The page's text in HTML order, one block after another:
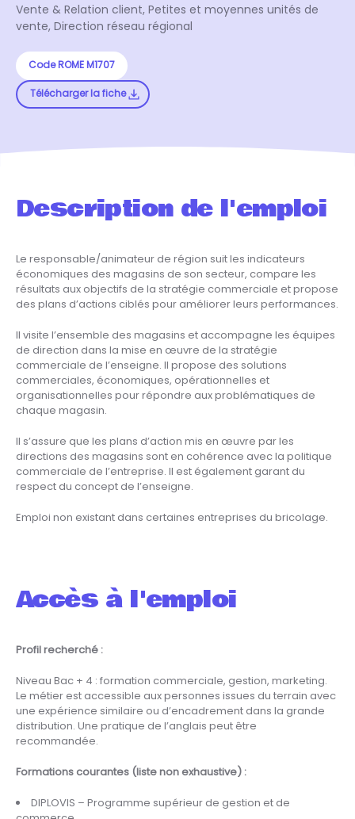
Vente & Relation client, Petites et moyennes unités de
vente, Direction réseau régional
Code ROME M1707
Télécharger la fiche
Description de l'emploi
Le responsable/animateur de région suit les indicateurs
économiques des magasins de son secteur, compare les
résultats aux objectifs de la stratégie commerciale et propose
des plans d’actions ciblés pour améliorer leurs performances.
Il visite l’ensemble des magasins et accompagne les équipes
de direction dans la mise en œuvre de la stratégie
commerciale de l’enseigne. Il propose des solutions
commerciales, économiques, opérationnelles et
organisationnelles pour répondre aux problématiques de
chaque magasin.
Il s’assure que les plans d’action mis en œuvre par les
directions des magasins sont en cohérence avec la politique
commerciale de l’entreprise. Il est également garant du
respect du concept de l’enseigne.
Emploi non existant dans certaines entreprises du bricolage.
Accès à l'emploi
Profil recherché :
Niveau Bac + 4 : formation commerciale, gestion, marketing.
Le métier est accessible aux personnes issues du terrain avec
une expérience similaire ou d’encadrement dans la grande
distribution. Une pratique de l’anglais peut être
recommandée.
Formations courantes (liste non exhaustive) :
DIPLOVIS – Programme supérieur de gestion et de